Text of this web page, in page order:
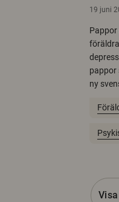
19 juni
pappor
ny